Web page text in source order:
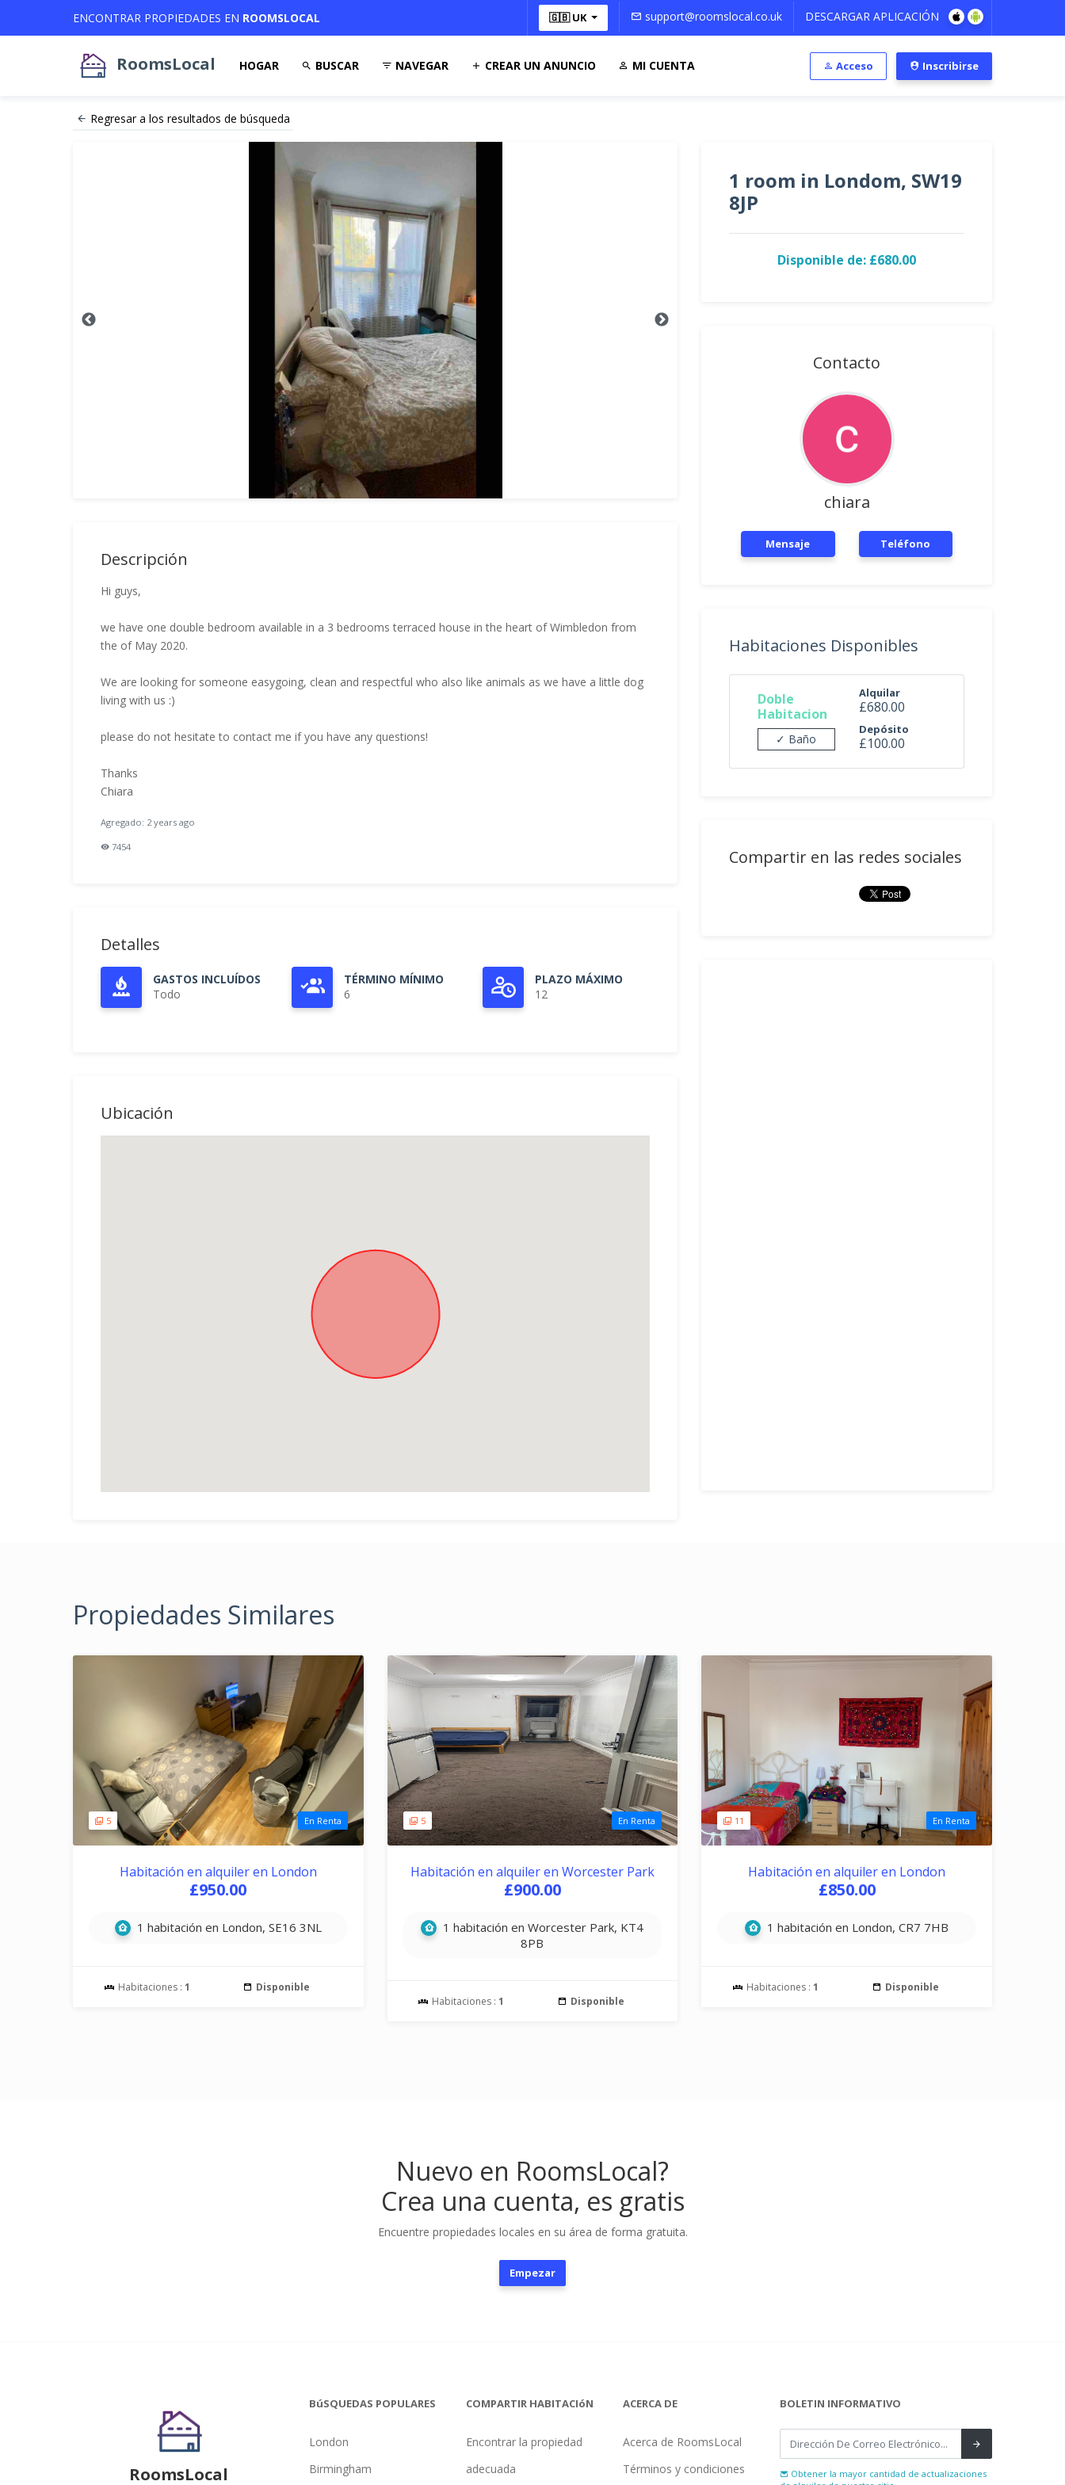
ENCONTRAR PROPIEDADES EN ROOMSLOCAL 🇬🇧 UK support@roomslocal.co.uk DESCARGAR APLICACIÓN
RoomsLocal HOGAR BUSCAR NAVEGAR CREAR UN ANUNCIO MI CUENTA Acceso Inscribirse
Regresar a los resultados de búsqueda
Descripción
Hi guys,
we have one double bedroom available in a 3 bedrooms terraced house in the heart of Wimbledon from
the of May 2020.
We are looking for someone easygoing, clean and respectful who also like animals as we have a little dog
living with us :)
please do not hesitate to contact me if you have any questions!
Thanks
Chiara
Agregado: 2 years ago
7454
Detalles
GASTOS INCLUÍDOS
Todo
TÉRMINO MÍNIMO
6
PLAZO MÁXIMO
12
Ubicación
1 room in Londom, SW19
8JP
Disponible de: £680.00
Contacto
chiara
Mensaje Teléfono
Habitaciones Disponibles
Doble
Habitacion
✓ Baño
Alquilar
£680.00
Depósito
£100.00
Compartir en las redes sociales
Propiedades Similares
5 En Renta
Habitación en alquiler en London
£950.00
1 habitación en London, SE16 3NL
Habitaciones : 1 Disponible
5 En Renta
Habitación en alquiler en Worcester Park
£900.00
1 habitación en Worcester Park, KT4
8PB
Habitaciones :1 Disponible
11 En Renta
Habitación en alquiler en London
£850.00
1 habitación en London, CR7 7HB
Habitaciones : 1 Disponible
Nuevo en RoomsLocal?
Crea una cuenta, es gratis
Encuentre propiedades locales en su área de forma gratuita.
Empezar
RoomsLocal
BúSQUEDAS POPULARES
London
Birmingham
COMPARTIR HABITACIóN
Encontrar la propiedad
adecuada
ACERCA DE
Acerca de RoomsLocal
Términos y condiciones
BOLETIN INFORMATIVO
Obtener la mayor cantidad de actualizaciones